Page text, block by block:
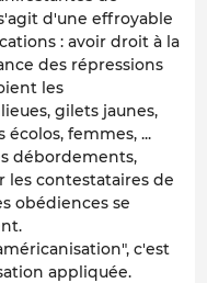
d'une effroyable
: avoir droit à la
des répressions
les
gilets jaunes,
femmes, ...
débordements,
contestataires de
obédiences se
c'est
appliquée.